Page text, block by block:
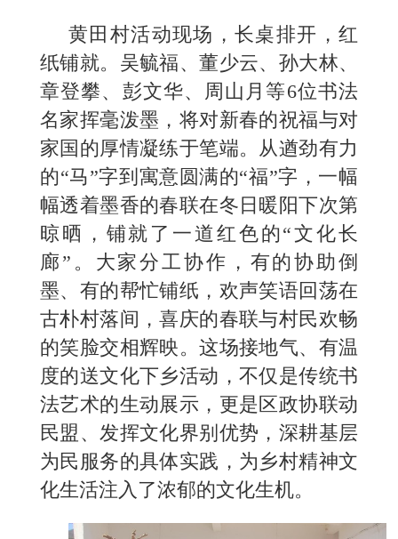
黄田村活动现场，长桌排开，红
纸铺就。吴毓福、董少云、孙大林、
章登攀、彭文华、周山月等6位书法
名家挥毫泼墨，将对新春的祝福与对
家国的厚情凝练于笔端。从遒劲有力
的“马”字到寓意圆满的“福”字，一幅
幅透着墨香的春联在冬日暖阳下次第
晾晒，铺就了一道红色的“文化长
廊”。大家分工协作，有的协助倒
墨、有的帮忙铺纸，欢声笑语回荡在
古朴村落间，喜庆的春联与村民欢畅
的笑脸交相辉映。这场接地气、有温
度的送文化下乡活动，不仅是传统书
法艺术的生动展示，更是区政协联动
民盟、发挥文化界别优势，深耕基层
为民服务的具体实践，为乡村精神文
化生活注入了浓郁的文化生机。